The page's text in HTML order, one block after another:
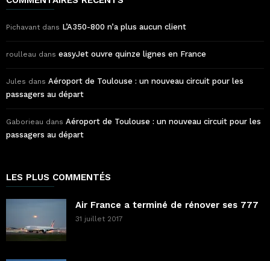
Pichavant dans L’A350-800 n’a plus aucun client
roulleau dans easyJet ouvre quinze lignes en France
Jules dans Aéroport de Toulouse : un nouveau circuit pour les
passagers au départ
Gaborieau dans Aéroport de Toulouse : un nouveau circuit pour les
passagers au départ
LES PLUS COMMENTÉS
Air France a terminé de rénover ses 777
31 juillet 2017